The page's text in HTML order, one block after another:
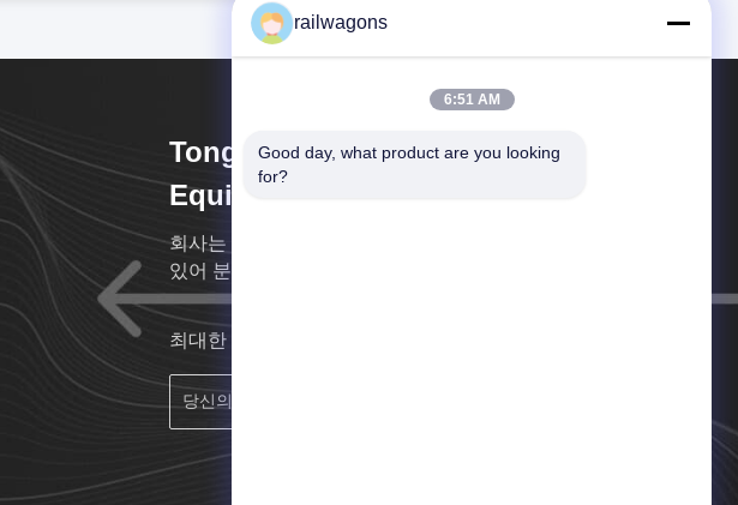
Tongling Tieke Railway
Equipment Co.,Ltd
회사는 철도 수송비 왜건과 악귀들을 설계하고 제조함에
있어 분화시킵니다.
최대한 빨리 연락할게요
railwagons
6:51 AM
Good day, what product are you looking
for?